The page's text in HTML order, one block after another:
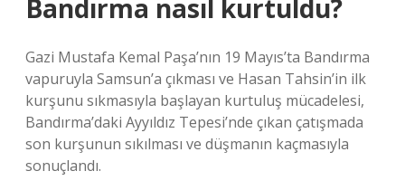
Bandırma nasıl kurtuldu?
Gazi Mustafa Kemal Paşa’nın 19 Mayıs’ta Bandırma
vapuruyla Samsun’a çıkması ve Hasan Tahsin’in ilk
kurşunu sıkmasıyla başlayan kurtuluş mücadelesi,
Bandırma’daki Ayyıldız Tepesi’nde çıkan çatışmada
son kurşunun sıkılması ve düşmanın kaçmasıyla
sonuçlandı.